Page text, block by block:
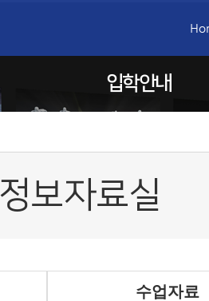
입학안내
정보자료실
수업자료